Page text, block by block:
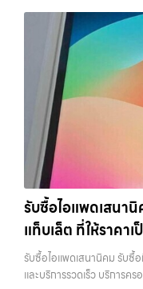
วัชรพล, รามอินทรา, รวมถึง
วังหินไม่ว่าคุณจะต้องการ
ซื้อแท็บเล็ต, หรือบริการอื่น
บริการครบวงจร บริการขอ
ต้องการขายอุปกรณ์ไอที ไ
รวดเร็วที่สุด ที่ “รับซื้อขายมื
แค่เครื่องใช้ไฟฟ้า แต่เป็น
ต้องการเงินด่วน เราจึงมอ
ความยุ่งยากทั้งหลาย โดยเ
ซื้อขายสำเร็จ บริการของเ
Samsung ทุกรุ่น, iPad แล
ใช้งานแล้ว ตกแต่งแล้ว หรื
ยี่ห้อ แต่ขึ้นอยู่กับสภาพจริง
คุณ เราจึงตั้งใจให้บริการใน
บางแค, วัชรพล, รามอินทร
วังหิน อย่างเต็มที่ ไม่ว่าคุณ
โทรศัพท์มือสองกรุงเทพ”, “
ถึงที่”, หรือ “รับซื้อ
บริการของเรามุ่งตรงให้คุณไ
เลือกเราแล้วคุณจะได้บริก
ความสะดวก นัดรับถึงที่ ตร
ทั้งหมดนี้เพื่อให้การขายอุปก
ดา บางรัก แจ้งวัฒนะ บางแ
เรามีบริการ รับซื้อแมคบุค,
มือถือ หรือ รับซื้อแท็บเล็ต
รับซื้อไอโฟนลาดพร้าว เร
โฟน, รับซื้อไอแพด, รับซื้อ
กรุงเทพ… รับซื้อไอโฟนลา
จ่ายเงินทันที ประสบการณ์
แพด, รับซื้อมือถือ ยินดีต้อน
วางใจได้ สำหรับบริการ รั
ทุกยี่ห้อ ให้ราคาสูง พร้อม
บางรัก, แจ้งวัฒนะ, บางแค,
ฉัน” ที่สุด ในยุคที่สมาร์ทโฟ
แทบทุกช่วงเวลา อุปกรณ์ที่คุณ
เฉยๆ เว็บไซต์ของเราจึงเกิ
อุปกรณ์ที่ไม่ใช้แล้วให้กลาย
ซื้อไอแพด, รับซื้อมือถือ, รับ
ซื้อสินค้าไอทีกรุงเทพมหานค
รับซื้อไอแพดเสนา
แท็บเล็ต ที่ให้ราคาเ
บริการครอบคลุมทั่
รับซื้อไอแพดเสนานิคม รับซื้
และบริการรวดเร็ว บริการ